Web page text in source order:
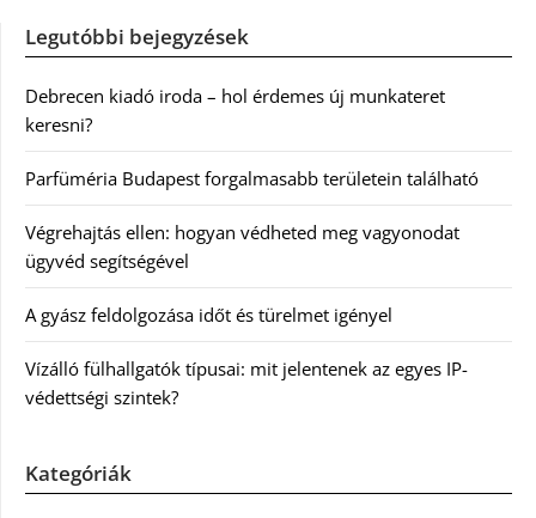
Legutóbbi bejegyzések
Debrecen kiadó iroda – hol érdemes új munkateret
keresni?
Parfüméria Budapest forgalmasabb területein található
Végrehajtás ellen: hogyan védheted meg vagyonodat
ügyvéd segítségével
A gyász feldolgozása időt és türelmet igényel
Vízálló fülhallgatók típusai: mit jelentenek az egyes IP-
védettségi szintek?
Kategóriák